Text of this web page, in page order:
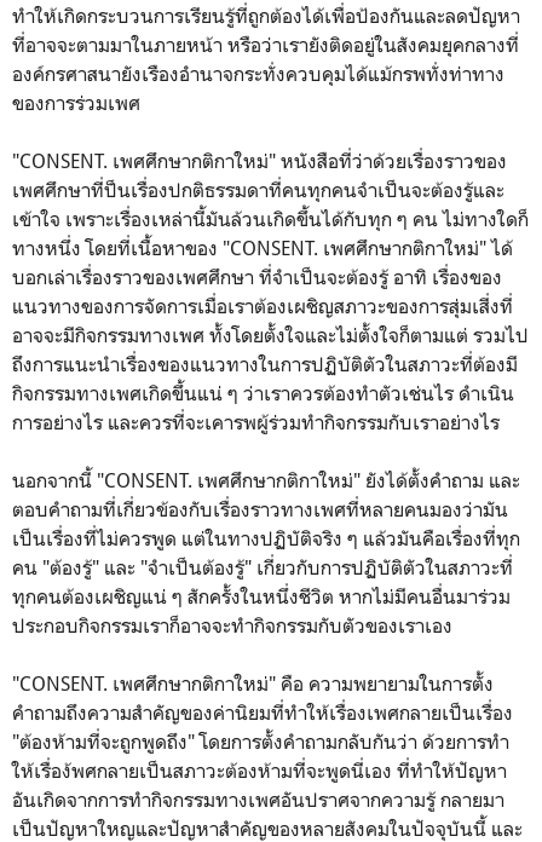
ทำให้เกิดกระบวนการเรียนรู้ที่ถูกต้องได้เพื่อป้องกันและลดปัญหา
ที่อาจจะตามมาในภายหน้า หรือว่าเรายังติดอยู่ในสังคมยุคกลางที่
องค์กรศาสนายังเรืองอำนาจกระทั่งควบคุมได้แม้กรพทั่งท่าทาง
ของการร่วมเพศ
"CONSENT. เพศศึกษากติกาใหม่" หนังสือที่ว่าด้วยเรื่องราวของ
เพศศึกษาที่ป็นเรื่องปกติธรรมดาที่คนทุกคนจำเป็นจะต้องรู้และ
เข้าใจ เพราะเรื่องเหล่านี้มันล้วนเกิดขึ้นได้กับทุก ๆ คน ไม่ทางใดก็
ทางหนึ่ง โดยที่เนื้อหาของ "CONSENT. เพศศึกษากติกาใหม่" ได้
บอกเล่าเรื่องราวของเพศศึกษา ที่จำเป็นจะต้องรู้ อาทิ เรื่องของ
แนวทางของการจัดการเมื่อเราต้องเผชิญสภาวะของการสุ่มเสี่งที่
อาจจะมีกิจกรรมทางเพศ ทั้งโดยตั้งใจและไม่ตั้งใจก็ตามแต่ รวมไป
ถึงการแนะนำเรื่องของแนวทางในการปฏิบัติตัวในสภาวะที่ต้องมี
กิจกรรมทางเพศเกิดขึ้นแน่ ๆ ว่าเราควรต้องทำตัวเช่นไร ดำเนิน
การอย่างไร และควรที่จะเคารพผู้ร่วมทำกิจกรรมกับเราอย่างไร
นอกจากนี้ "CONSENT. เพศศึกษากติกาใหม่" ยังได้ตั้งคำถาม และ
ตอบคำถามที่เกี่ยวข้องกับเรื่องราวทางเพศที่หลายคนมองว่ามัน
เป็นเรื่องที่ไม่ควรพูด แต่ในทางปฏิบัติจริง ๆ แล้วมันคือเรื่องที่ทุก
คน "ต้องรู้" และ "จำเป็นต้องรู้" เกี่ยวกับการปฏิบัติตัวในสภาวะที่
ทุกคนต้องเผชิญแน่ ๆ สักครั้งในหนึ่งชีวิต หากไม่มีคนอื่นมาร่วม
ประกอบกิจกรรมเราก็อาจจะทำกิจกรรมกับตัวของเราเอง
"CONSENT. เพศศึกษากติกาใหม่" คือ ความพยายามในการตั้ง
คำถามถึงความสำคัญของค่านิยมที่ทำให้เรื่องเพศกลายเป็นเรื่อง
"ต้องห้ามที่จะถูกพูดถึง" โดยการตั้งคำถามกลับกันว่า ด้วยการทำ
ให้เรื่อง้พศกลายเป็นสภาวะต้องห้ามที่จะพูดนี่เอง ที่ทำให้ปัญหา
อันเกิดจากการทำกิจกรรมทางเพศอันปราศจากความรู้ กลายมา
เป็นปัญหาใหญและปัญหาสำคัญของหลายสังคมในปัจจุบันนี้ และ